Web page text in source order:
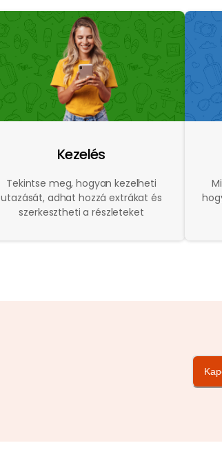
Kezelés
Tekintse meg, hogyan kezelheti
utazását, adhat hozzá extrákat és
szerkesztheti a részleteket